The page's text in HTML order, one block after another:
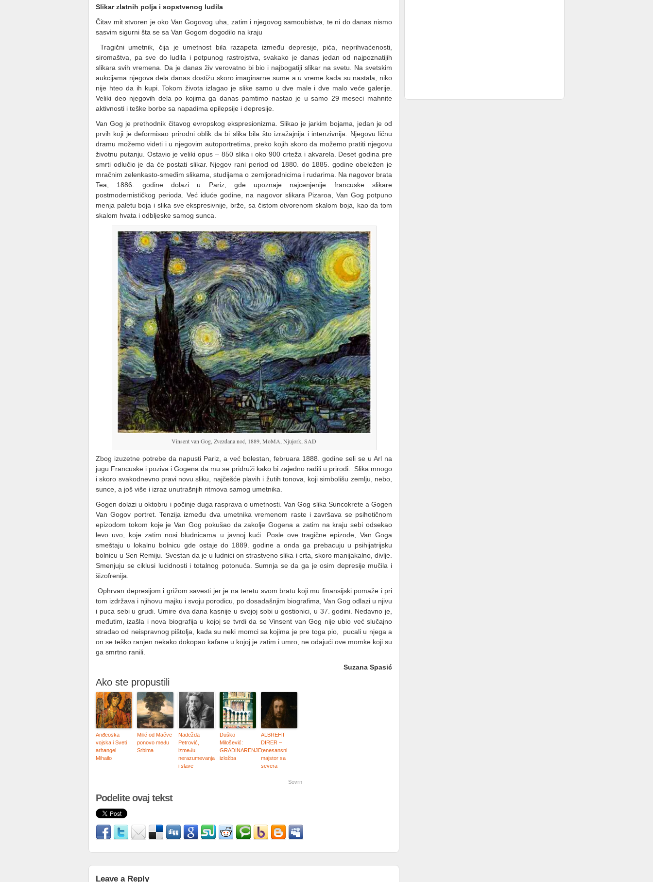
Slikar zlatnih polja i sopstvenog ludila
Čitav mit stvoren je oko Van Gogovog uha, zatim i njegovog samoubistva, te ni do danas nismo
sasvim sigurni šta se sa Van Gogom dogodilo na kraju
Tragični umetnik, čija je umetnost bila razapeta između depresije, pića, neprihvaćenosti,
siromaštva, pa sve do ludila i potpunog rastrojstva, svakako je danas jedan od najpoznatijih
slikara svih vremena. Da je danas živ verovatno bi bio i najbogatiji slikar na svetu. Na svetskim
aukcijama njegova dela danas dostižu skoro imaginarne sume a u vreme kada su nastala, niko
nije hteo da ih kupi. Tokom života izlagao je slike samo u dve male i dve malo veće galerije.
Veliki deo njegovih dela po kojima ga danas pamtimo nastao je u samo 29 meseci mahnite
aktivnosti i teške borbe sa napadima epilepsije i depresije.
Van Gog je prethodnik čitavog evropskog ekspresionizma. Slikao je jarkim bojama, jedan je od
prvih koji je deformisao prirodni oblik da bi slika bila što izražajnija i intenzivnija. Njegovu ličnu
dramu možemo videti i u njegovim autoportretima, preko kojih skoro da možemo pratiti njegovu
životnu putanju. Ostavio je veliki opus – 850 slika i oko 900 crteža i akvarela. Deset godina pre
smrti odlučio je da će postati slikar. Njegov rani period od 1880. do 1885. godine obeležen je
mračnim zelenkasto-smeđim slikama, studijama o zemljoradnicima i rudarima. Na nagovor brata
Tea, 1886. godine dolazi u Pariz, gde upoznaje najcenjenije francuske slikare
postmodernističkog perioda. Već iduće godine, na nagovor slikara Pizaroa, Van Gog potpuno
menja paletu boja i slika sve ekspresivnije, brže, sa čistom otvorenom skalom boja, kao da tom
skalom hvata i odbljeske samog sunca.
Vinsent van Gog, Zvezdana noć, 1889, MoMA, Njujork, SAD
Zbog izuzetne potrebe da napusti Pariz, a već bolestan, februara 1888. godine seli se u Arl na
jugu Francuske i poziva i Gogena da mu se pridruži kako bi zajedno radili u prirodi. Slika mnogo
i skoro svakodnevno pravi novu sliku, najčešće plavih i žutih tonova, koji simbolišu zemlju, nebo,
sunce, a još više i izraz unutrašnjih ritmova samog umetnika.
Gogen dolazi u oktobru i počinje duga rasprava o umetnosti. Van Gog slika Suncokrete a Gogen
Van Gogov portret. Tenzija između dva umetnika vremenom raste i završava se psihotičnom
epizodom tokom koje je Van Gog pokušao da zakolje Gogena a zatim na kraju sebi odsekao
levo uvo, koje zatim nosi bludnicama u javnoj kući. Posle ove tragične epizode, Van Goga
smeštaju u lokalnu bolnicu gde ostaje do 1889. godine a onda ga prebacuju u psihijatrijsku
bolnicu u Sen Remiju. Svestan da je u ludnici on strastveno slika i crta, skoro manijakalno, divlje.
Smenjuju se ciklusi lucidnosti i totalnog potonuća. Sumnja se da ga je osim depresije mučila i
šizofrenija.
Ophrvan depresijom i grižom savesti jer je na teretu svom bratu koji mu finansijski pomaže i pri
tom izdržava i njihovu majku i svoju porodicu, po dosadašnjim biografima, Van Gog odlazi u njivu
i puca sebi u grudi. Umire dva dana kasnije u svojoj sobi u gostionici, u 37. godini. Nedavno je,
međutim, izašla i nova biografija u kojoj se tvrdi da se Vinsent van Gog nije ubio već slučajno
stradao od neispravnog pištolja, kada su neki momci sa kojima je pre toga pio, pucali u njega a
on se teško ranjen nekako dokopao kafane u kojoj je zatim i umro, ne odajući ove momke koji su
ga smrtno ranili.
Suzana Spasić
Ako ste propustili
Anđeoska
vojska i Sveti
arhangel
Mihailo
Milić od Mačve
ponovo među
Srbima
Nadežda
Petrović,
između
nerazumevanja
i slave
Duško
Milošević:
GRADINARENJE,
izložba
ALBREHT
DIRER –
renesansni
majstor sa
severa
Sovrn
Podelite ovaj tekst
Leave a Reply